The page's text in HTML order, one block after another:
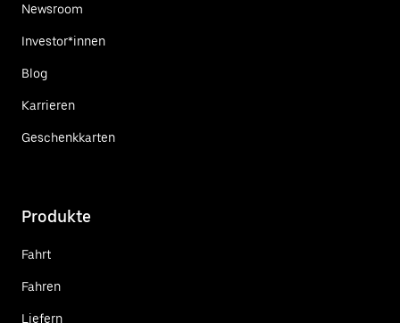
Newsroom
Investor*innen
Blog
Karrieren
Geschenkkarten
Produkte
Fahrt
Fahren
Liefern